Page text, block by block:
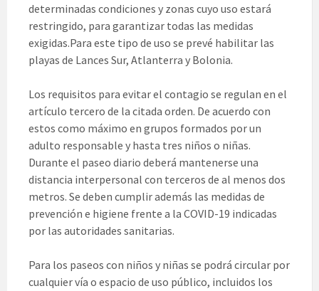
determinadas condiciones y zonas cuyo uso estará
restringido, para garantizar todas las medidas
exigidas.Para este tipo de uso se prevé habilitar las
playas de Lances Sur, Atlanterra y Bolonia.
Los requisitos para evitar el contagio se regulan en el
artículo tercero de la citada orden. De acuerdo con
estos como máximo en grupos formados por un
adulto responsable y hasta tres niños o niñas.
Durante el paseo diario deberá mantenerse una
distancia interpersonal con terceros de al menos dos
metros. Se deben cumplir además las medidas de
prevención e higiene frente a la COVID-19 indicadas
por las autoridades sanitarias.
Para los paseos con niños y niñas se podrá circular por
cualquier vía o espacio de uso público, incluidos los